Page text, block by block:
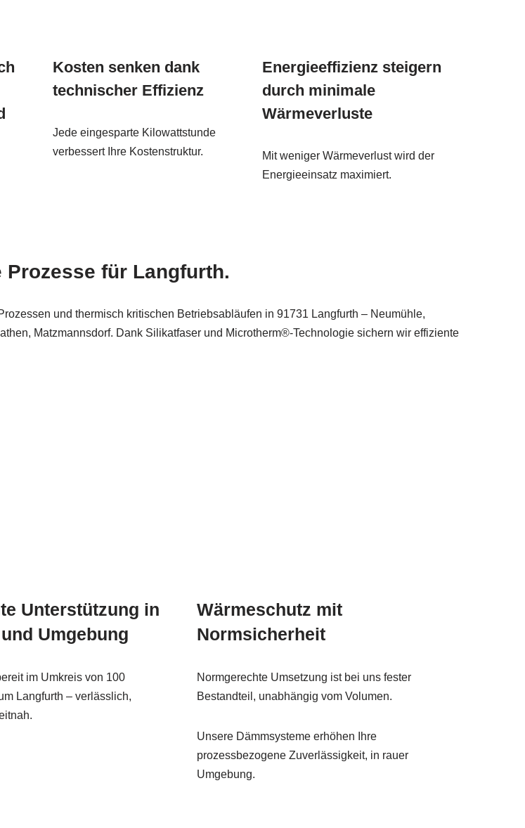
Kosten senken dank
technischer Effizienz
Jede eingesparte Kilowattstunde
verbessert Ihre Kostenstruktur.
Energieeffizienz steigern
durch minimale
Wärmeverluste
Mit weniger Wärmeverlust wird der
Energieeinsatz maximiert.
für Langfurth.
und thermisch kritischen Betriebsabläufen in 91731 Langfurth – Neumühle,
Matzmannsdorf. Dank Silikatfaser und Microtherm®-Technologie sichern wir effiziente
Unterstützung in
Umgebung
im Umkreis von 100
Langfurth – verlässlich,
Wärmeschutz mit
Normsicherheit
Normgerechte Umsetzung ist bei uns fester
Bestandteil, unabhängig vom Volumen.
Unsere Dämmsysteme erhöhen Ihre
prozessbezogene Zuverlässigkeit, in rauer
Umgebung.